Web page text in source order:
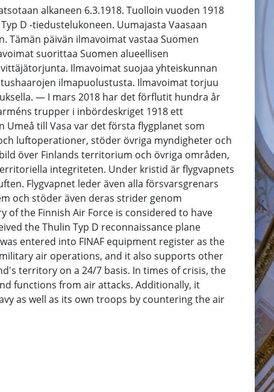
alkaneen 6.3.1918. Tuolloin vuoden 1918
D -tiedustelukoneen. Uumajasta Vaasaan
päivän ilmavoimat vastaa Suomen
suorittaa Suomen alueellisen
Ilmavoimat suojaa yhteiskunnan
ilmapuolustusta. Ilmavoimat torjuu
— I mars 2018 har det förflutit hundra år
trupper i inbördeskriget 1918 ett
Umeå till Vasa var det första flygplanet som
luftoperationer, stöder övriga myndigheter och
över Finlands territorium och övriga områden,
integriteten. Under kristid är flygvapnets
Flygvapnet leder även alla försvarsgrenars
och stöder även deras strider genom
of the Finnish Air Force is considered to have
the Thulin Typ D reconnaissance plane
entered into FINAF equipment register as the
air operations, and it also supports other
territory on a 24/7 basis. In times of crisis, the
functions from air attacks. Additionally, it
as well as its own troops by countering the air